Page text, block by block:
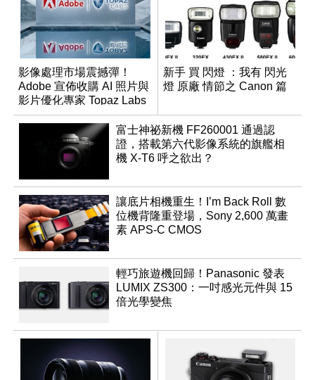
影像處理市場震撼彈！
Adobe 宣佈收購 AI 照片與
影片優化專家 Topaz Labs
新手 買 閃燈 ：我有 閃光
燈 原廠 情節之 Canon 篇
富士神祕新機 FF260001 通過認
證，搭載第六代影像系統的旗艦相
機 X-T6 呼之欲出？
讓底片相機重生！I’m Back Roll 數
位機背隆重登場，Sony 2,600 萬畫
素 APS-C CMOS
輕巧旅遊機回歸！Panasonic 發表
LUMIX ZS300：一吋感光元件與 15
倍光學變焦